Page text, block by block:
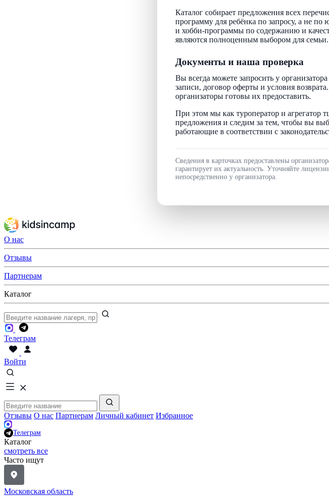
Каталог собирает предложения всех
программу для ребёнка по запросу, а не
и хобби-программы по содержанию и
являются полноценным выбором для семьи.
Документы и наша проверка
Вы всегда можете запросить у
записи, договор оферты и условия
организаторы готовы их предоставить.
При этом мы как туроператор и агрегатор
предложения и следим за тем, чтобы вы
работающие в соответствии с
Сведения в карточках предоставлены
гарантирует их актуальность. Уточняйте
непосредственно у организатора.
О нас
Отзывы
Партнерам
Каталог
Телеграм
Войти
Отзывы О нас Партнерам Личный кабинет Избранное
Телеграм
Каталог
смотреть все
Часто ищут
Московская область